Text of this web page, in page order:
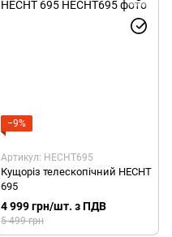
−9%
Артикул: HECHT695
Кущоріз телескопічний HECHT
695
4 999 грн/шт. з ПДВ
5 499 грн